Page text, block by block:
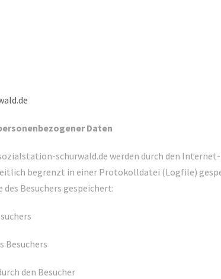
Daten
schurwald.de werden durch den
begrenzt in einer Protokolldatei (Logfile)
Besuchers gespeichert:
Besuchers
den Besucher